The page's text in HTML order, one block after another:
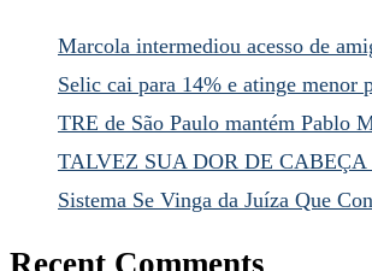
Marcola intermediou acesso de
Selic cai para 14% e atinge menor
TRE de São Paulo mantém Pablo
TALVEZ SUA DOR DE
Sistema Se Vinga da Juíza Que